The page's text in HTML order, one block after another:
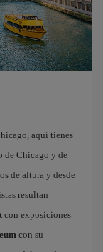
aquí tienes
de Chicago y de
de altura y desde
resultan
con exposiciones
con su